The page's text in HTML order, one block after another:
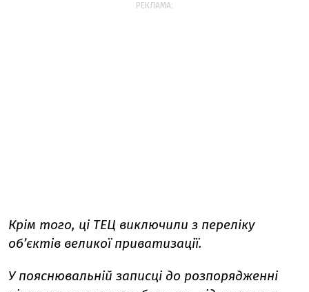
РЕКЛАМА:
Крім того, ці ТЕЦ виключили з переліку
об’єктів великої приватизації.
У пояснювальній записці до розпорядженні